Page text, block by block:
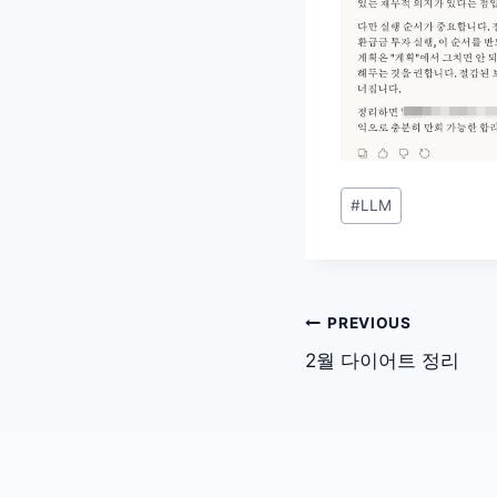
Post
Tags:
#LLM
글
탐
PREVIOUS
2월 다이어트 정리